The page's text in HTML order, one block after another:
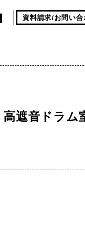
資料請求/お問い合
高遮音ドラ